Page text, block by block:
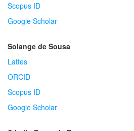
Scopus ID
Google Scholar
Solange de Sousa
Lattes
ORCID
Scopus ID
Google Scholar